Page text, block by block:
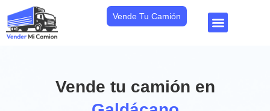
Vende Tu Camión
Vende tu camión en